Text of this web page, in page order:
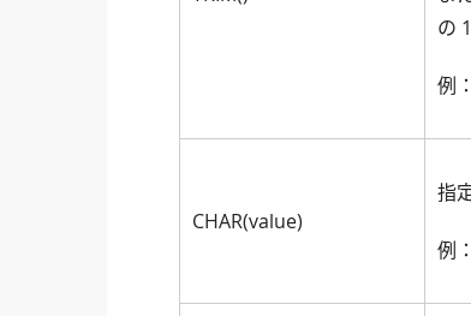
の
例
CHAR(value)
指
例